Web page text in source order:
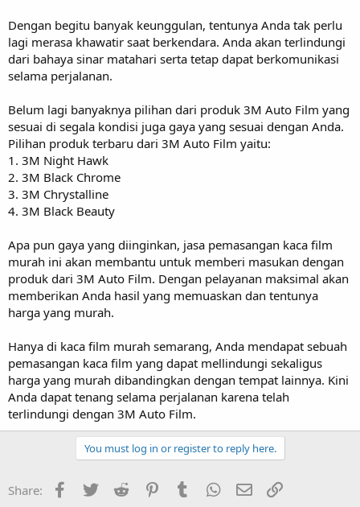
Dengan begitu banyak keunggulan, tentunya Anda tak perlu
lagi merasa khawatir saat berkendara. Anda akan terlindungi
dari bahaya sinar matahari serta tetap dapat berkomunikasi
selama perjalanan.
Belum lagi banyaknya pilihan dari produk 3M Auto Film yang
sesuai di segala kondisi juga gaya yang sesuai dengan Anda.
Pilihan produk terbaru dari 3M Auto Film yaitu:
1. 3M Night Hawk
2. 3M Black Chrome
3. 3M Chrystalline
4. 3M Black Beauty
Apa pun gaya yang diinginkan, jasa pemasangan kaca film
murah ini akan membantu untuk memberi masukan dengan
produk dari 3M Auto Film. Dengan pelayanan maksimal akan
memberikan Anda hasil yang memuaskan dan tentunya
harga yang murah.
Hanya di kaca film murah semarang, Anda mendapat sebuah
pemasangan kaca film yang dapat mellindungi sekaligus
harga yang murah dibandingkan dengan tempat lainnya. Kini
Anda dapat tenang selama perjalanan karena telah
terlindungi dengan 3M Auto Film.
You must log in or register to reply here.
Share: Facebook
Twitter Reddit PinterestTumblr WhatsApp
Email